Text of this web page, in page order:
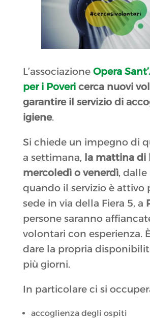
L’associazioneOpera
per i Poveri cerca nuovi
garantire il servizio di
igiene.
Si chiede un impegno di
a settimana, la mattina di
mercoledì o venerdì, dalle
quando il servizio è attivo
sede in via della Fiera 5, a
persone saranno
volontari con esperienza.
dare la propria
più giorni.
In particolare ci si
accoglienza degli ospiti